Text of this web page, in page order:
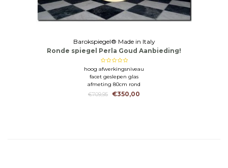
Barokspiegel® Made in Italy
Ronde spiegel Perla Goud Aanbieding!
hoog afwerkingsniveau
facet geslepen glas
afmeting 80cm rond
€709,95
€350,00